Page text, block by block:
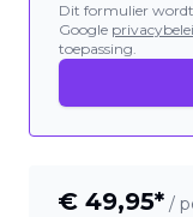
Dit formulier wordt
Google
toepassing.
€ 49,95* /